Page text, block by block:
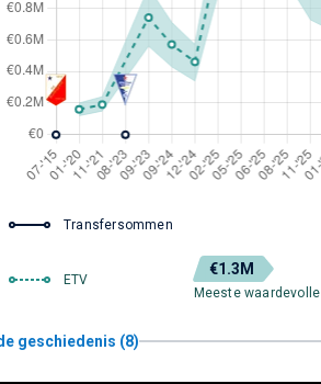
Transfersommen
ETV
€1.3M
Meeste waardevolle
geschiedenis (8)